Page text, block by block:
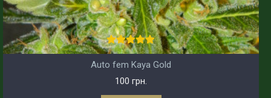
Auto fem Kaya Gold
100 грн.